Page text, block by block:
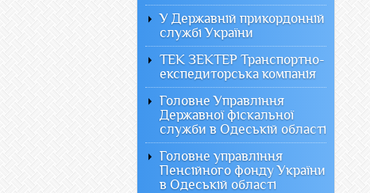
У Державній прикордонній
службі України
ТЕК ЗЕКТЕР Транспортно-
експедиторська компанія
Головне Управління
Державної фіскальної
служби в Одеській області
Головне управління
Пенсійного фонду України
в Одеській області